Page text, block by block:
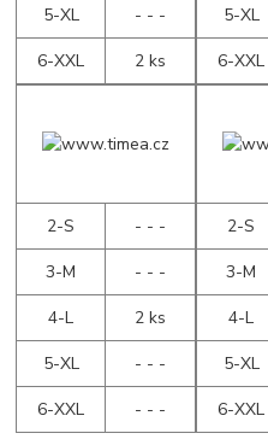
5-XL
- - -
6-XXL
2 ks
5-XL
6-XXL
2-S
- - -
3-M
- - -
4-L
2 ks
5-XL
- - -
6-XXL
- - -
2-S
3-M
4-L
5-XL
6-XXL